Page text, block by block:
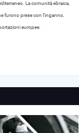
La comunità ebraica,
furono prese con l’inganno,
europee.